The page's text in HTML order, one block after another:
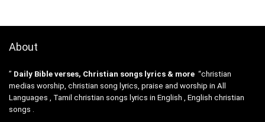
About
” Daily Bible verses, Christian songs lyrics & more “christian
medias worship, christian song lyrics, praise and worship in All
Languages , Tamil christian songs lyrics in English , English christian
songs .